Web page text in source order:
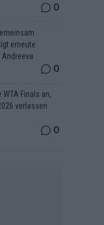
0
erneute
0
Finals an,
verlassen
0